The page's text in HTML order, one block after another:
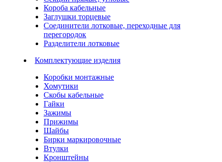
Короба кабельные
Заглушки торцевые
Соединители лотковые, переходные для
перегородок
Разделители лотковые
Комплектующие изделия
Коробки монтажные
Хомутики
Скобы кабельные
Гайки
Зажимы
Прижимы
Шайбы
Бирки маркировочные
Втулки
Кронштейны